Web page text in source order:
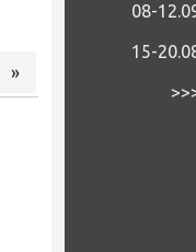
»
08-
15-